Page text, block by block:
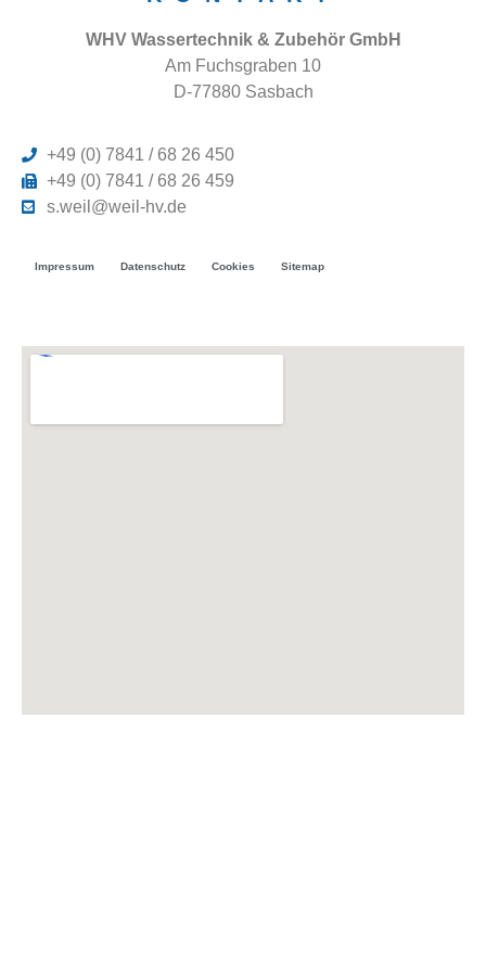
WHV Wassertechnik & Zubehör GmbH
Am Fuchsgraben 10
D-77880 Sasbach
+49 (0) 7841 / 68 26 450
+49 (0) 7841 / 68 26 459
s.weil@weil-hv.de
Impressum Datenschutz Cookies Sitemap